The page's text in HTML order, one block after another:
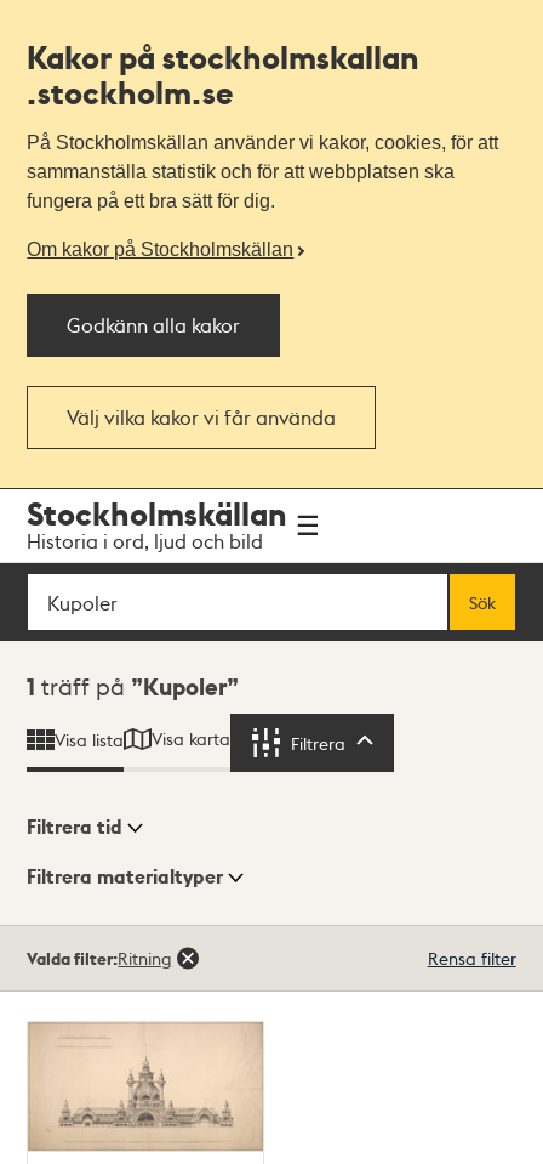
Kakor på stockholmskallan
.stockholm.se
På Stockholmskällan använder vi kakor, cookies, för att
sammanställa statistik och för att webbplatsen ska
fungera på ett bra sätt för dig.
Om kakor på Stockholmskällan
Godkänn alla kakor
Välj vilka kakor vi får använda
navigationen
huvudinnehållet
Stockholmskällan
Historia i ord, ljud och bild
Sök
Sök
Sökresultat
1 träff på Kupoler
Visa lista Visa karta Filtrera
Visningsläge
Filtrera tid
Filtrera materialtyper
träffar
Valda filter:Ritning Rensa filter